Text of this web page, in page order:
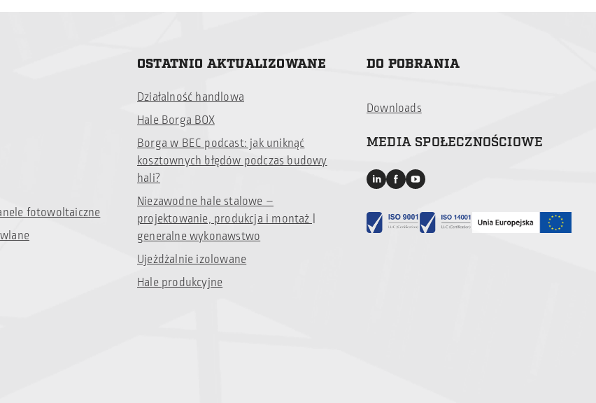
fotowoltaiczne
OSTATNIO AKTUALIZOWANE
Działalność handlowa
Hale Borga BOX
Borga w BEC podcast: jak uniknąć
kosztownych błędów podczas budowy
hali?
Niezawodne hale stalowe –
projektowanie, produkcja i montaż |
generalne wykonawstwo
Ujeżdżalnie izolowane
Hale produkcyjne
DO POBRANIA
Downloads
MEDIA SPOŁECZNOŚCIOWE